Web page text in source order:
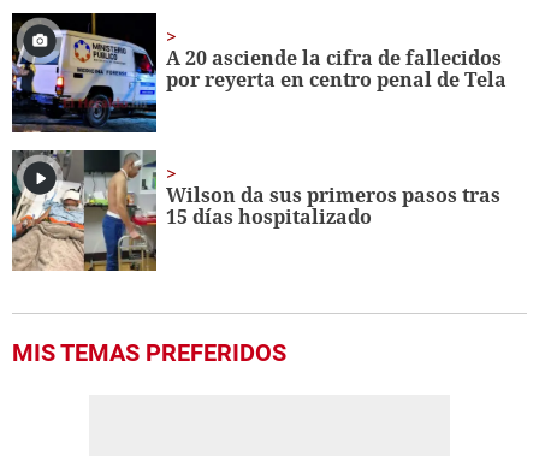
A 20 asciende la cifra de fallecidos
por reyerta en centro penal de Tela
Wilson da sus primeros pasos tras
15 días hospitalizado
MIS TEMAS PREFERIDOS